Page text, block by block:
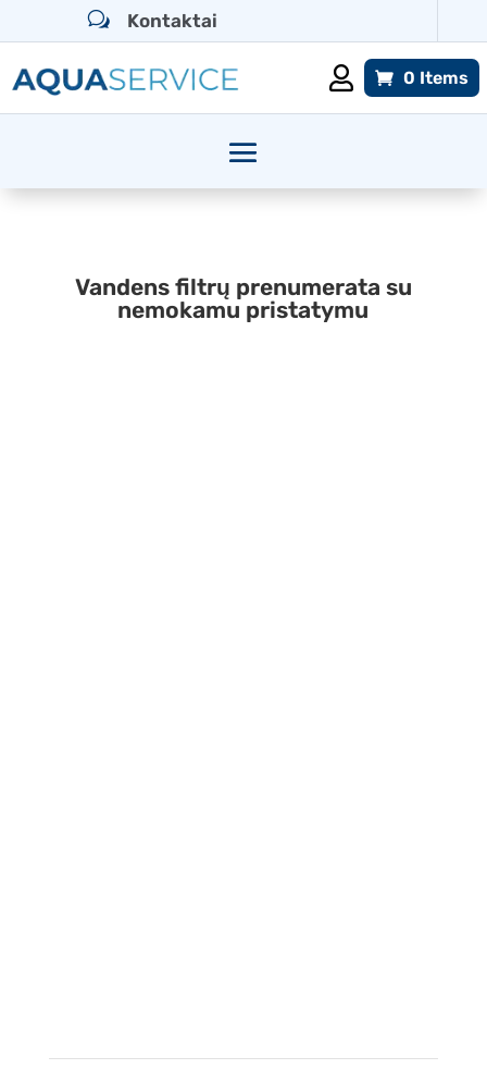
w Kontaktai
 0 Items
Vandens filtrų prenumerata su
nemokamu pristatymu